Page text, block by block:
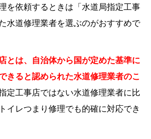
を依頼するときは「水道局指定工事
水道修理業者を選ぶのがおすすめで
とは、自治体から国が定めた基準に
きると認められた水道修理業者のこ
定工事店ではない水道修理業者に比
イレつまり修理でも的確に対応でき